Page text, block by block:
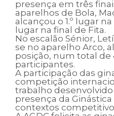
presença em três
aparelhos de Bola,
alcançou o 1.º lugar
lugar na final de Fita.
No escalão Sénior,
se no aparelho Arco,
posição, num total de
participantes.
A participação das
competição
trabalho
presença da
contextos